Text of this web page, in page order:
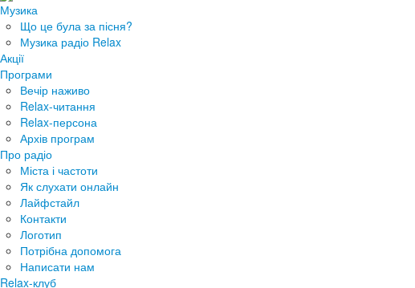
Музика
Що це була за пісня?
Музика радіо Relax
Акції
Програми
Вечір наживо
Relax-читання
Relax-персона
Архів програм
Про радіо
Міста і частоти
Як слухати онлайн
Лайфстайл
Контакти
Логотип
Потрібна допомога
Написати нам
Relax-клуб